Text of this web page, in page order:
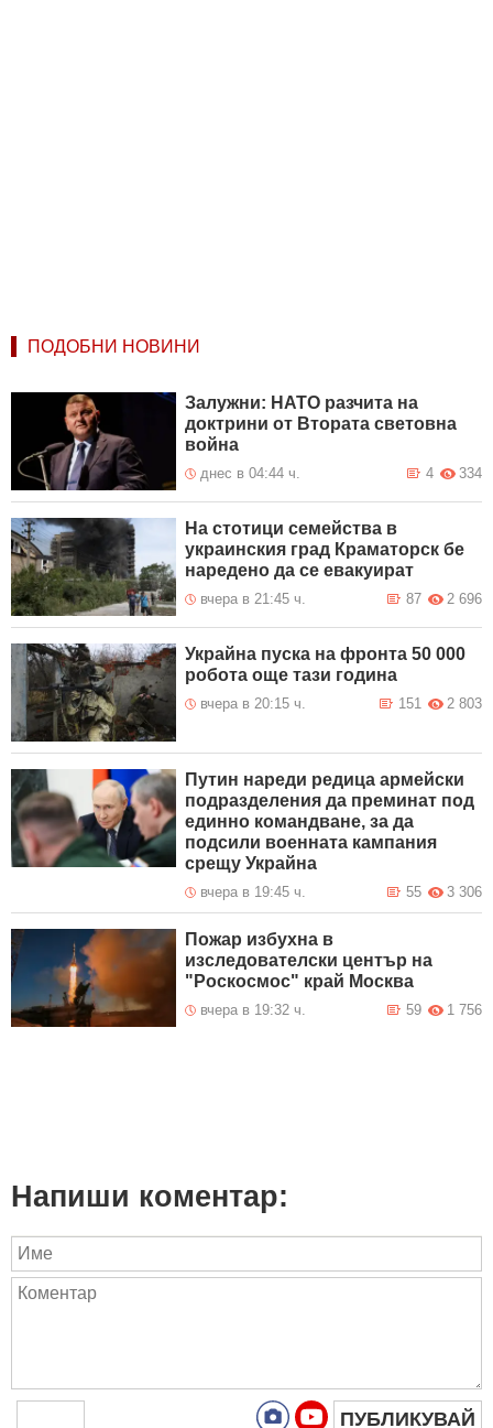
ПОДОБНИ НОВИНИ
Залужни: НАТО разчита на
доктрини от Втората световна
война
днес в 04:44 ч. 334
4
На стотици семейства в
украинския град Краматорск бе
наредено да се евакуират
вчера в 21:45 ч. 2 696
87
Украйна пуска на фронта 50 000
робота още тази година
вчера в 20:15 ч. 2 803
151
Путин нареди редица армейски
подразделения да преминат под
единно командване, за да
подсили военната кампания
срещу Украйна
вчера в 19:45 ч. 3 306
55
Пожар избухна в
изследователски център на
"Роскосмос" край Москва
вчера в 19:32 ч. 1 756
59
Напиши коментар:
ПУБЛИКУВАЙ